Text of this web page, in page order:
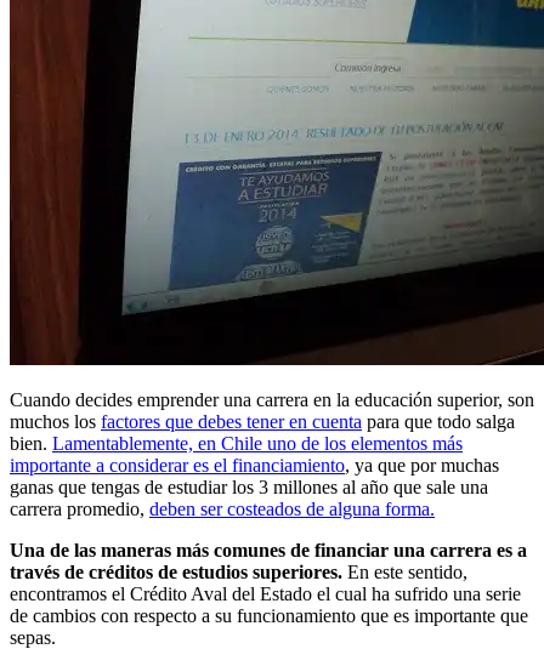
Cuando decides emprender una carrera en la educación superior, son
muchos los factores que debes tener en cuenta para que todo salga
bien. Lamentablemente, en Chile uno de los elementos más
importante a considerar es el financiamiento, ya que por muchas
ganas que tengas de estudiar los 3 millones al año que sale una
carrera promedio, deben ser costeados de alguna forma.
Una de las maneras más comunes de financiar una carrera es a
través de créditos de estudios superiores. En este sentido,
encontramos el Crédito Aval del Estado el cual ha sufrido una serie
de cambios con respecto a su funcionamiento que es importante que
sepas.